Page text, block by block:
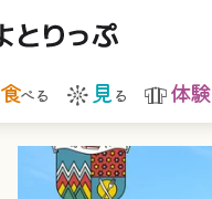
食べる 見 る 体験